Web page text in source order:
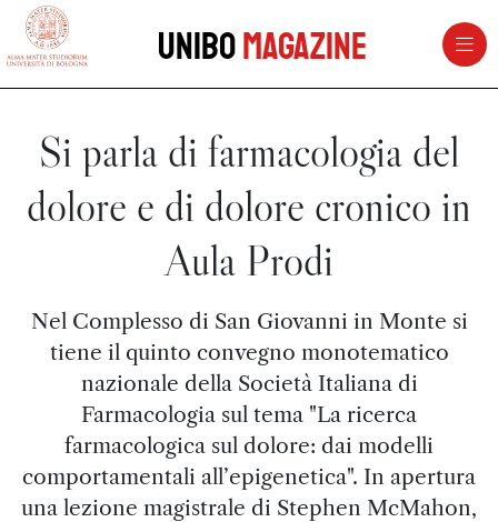
vai al contenuto della pagina
UniboMagazine
Si parla di farmacologia del
dolore e di dolore cronico in
Aula Prodi
Nel Complesso di San Giovanni in Monte si
tiene il quinto convegno monotematico
nazionale della Società Italiana di
Farmacologia sul tema "La ricerca
farmacologica sul dolore: dai modelli
comportamentali all’epigenetica". In apertura
una lezione magistrale di Stephen McMahon,